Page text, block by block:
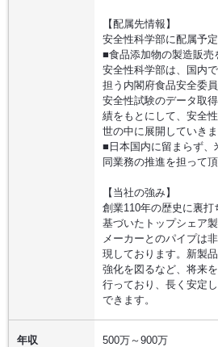
【配属先情報】
安全性科学部に配属予定
■食品添加物の製造販売
安全性科学部は、国内
担う内閣府食品安全委
安全性試験のデータ取
績をもとにして、安全
世の中に展開していきま
■日本国内に留まらず、
同業務の推進を担って頂
【当社の強み】
創業110年の歴史に裏
基づいたトップシェア
メーカーとのパイプは
現しております。新製
強化を図るなど、将来
行っており、長く安定
できます。
年収 500万～900万